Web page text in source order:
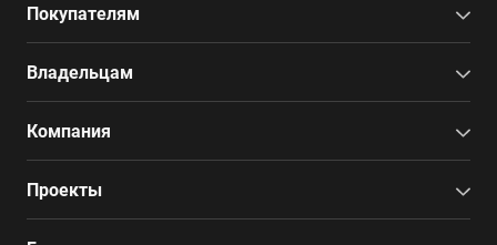
Покупателям
Владельцам
Компания
Проекты